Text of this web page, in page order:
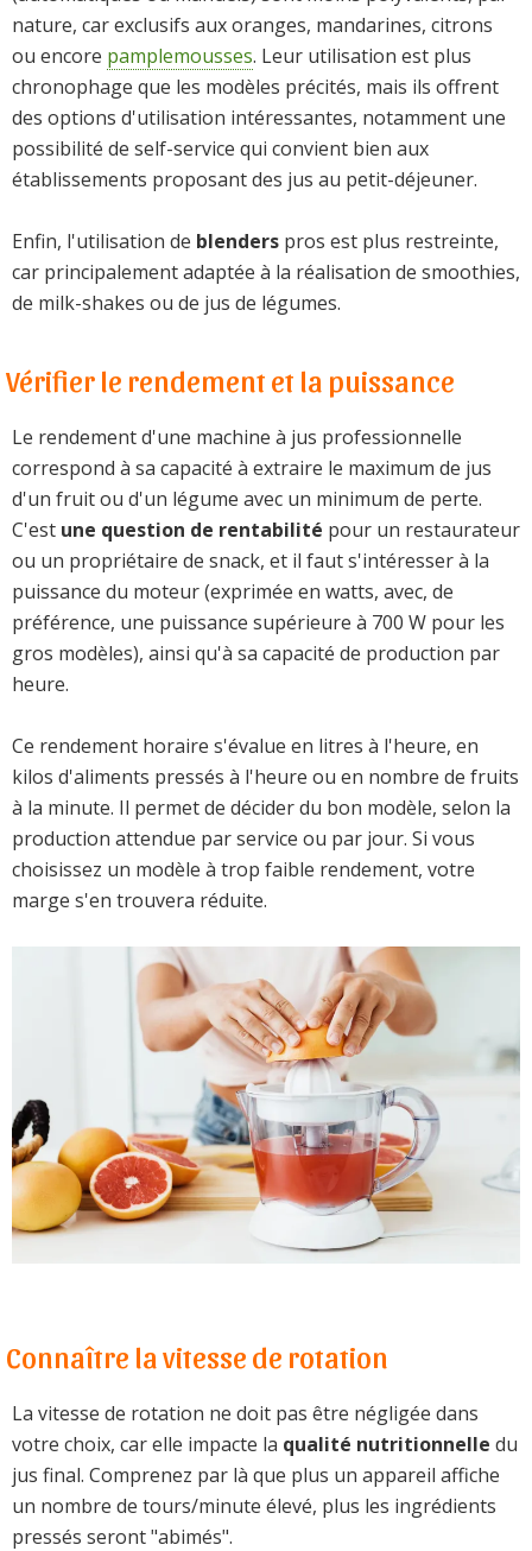
nature, car exclusifs aux oranges, mandarines, citrons
ou encore pamplemousses. Leur utilisation est plus
chronophage que les modèles précités, mais ils offrent
des options d'utilisation intéressantes, notamment une
possibilité de self-service qui convient bien aux
établissements proposant des jus au petit-déjeuner.
Enfin, l'utilisation de blenders pros est plus restreinte,
car principalement adaptée à la réalisation de smoothies,
de milk-shakes ou de jus de légumes.
Vérifier le rendement et la puissance
Le rendement d'une machine à jus professionnelle
correspond à sa capacité à extraire le maximum de jus
d'un fruit ou d'un légume avec un minimum de perte.
C'est une question de rentabilité pour un restaurateur
ou un propriétaire de snack, et il faut s'intéresser à la
puissance du moteur (exprimée en watts, avec, de
préférence, une puissance supérieure à 700 W pour les
gros modèles), ainsi qu'à sa capacité de production par
heure.
Ce rendement horaire s'évalue en litres à l'heure, en
kilos d'aliments pressés à l'heure ou en nombre de fruits
à la minute. Il permet de décider du bon modèle, selon la
production attendue par service ou par jour. Si vous
choisissez un modèle à trop faible rendement, votre
marge s'en trouvera réduite.
Connaître la vitesse de rotation
La vitesse de rotation ne doit pas être négligée dans
votre choix, car elle impacte la qualité nutritionnelle du
jus final. Comprenez par là que plus un appareil affiche
un nombre de tours/minute élevé, plus les ingrédients
pressés seront "abimés".